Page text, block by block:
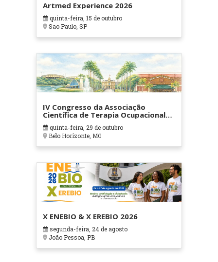
Artmed Experience 2026
quinta-feira, 15 de outubro
Sao Paulo, SP
IV Congresso da Associação
Científica de Terapia Ocupacional
em Contextos Hospitalares e
Cuidados Paliativos - ATOHOSP
quinta-feira, 29 de outubro
Belo Horizonte, MG
X ENEBIO & X EREBIO 2026
segunda-feira, 24 de agosto
João Pessoa, PB